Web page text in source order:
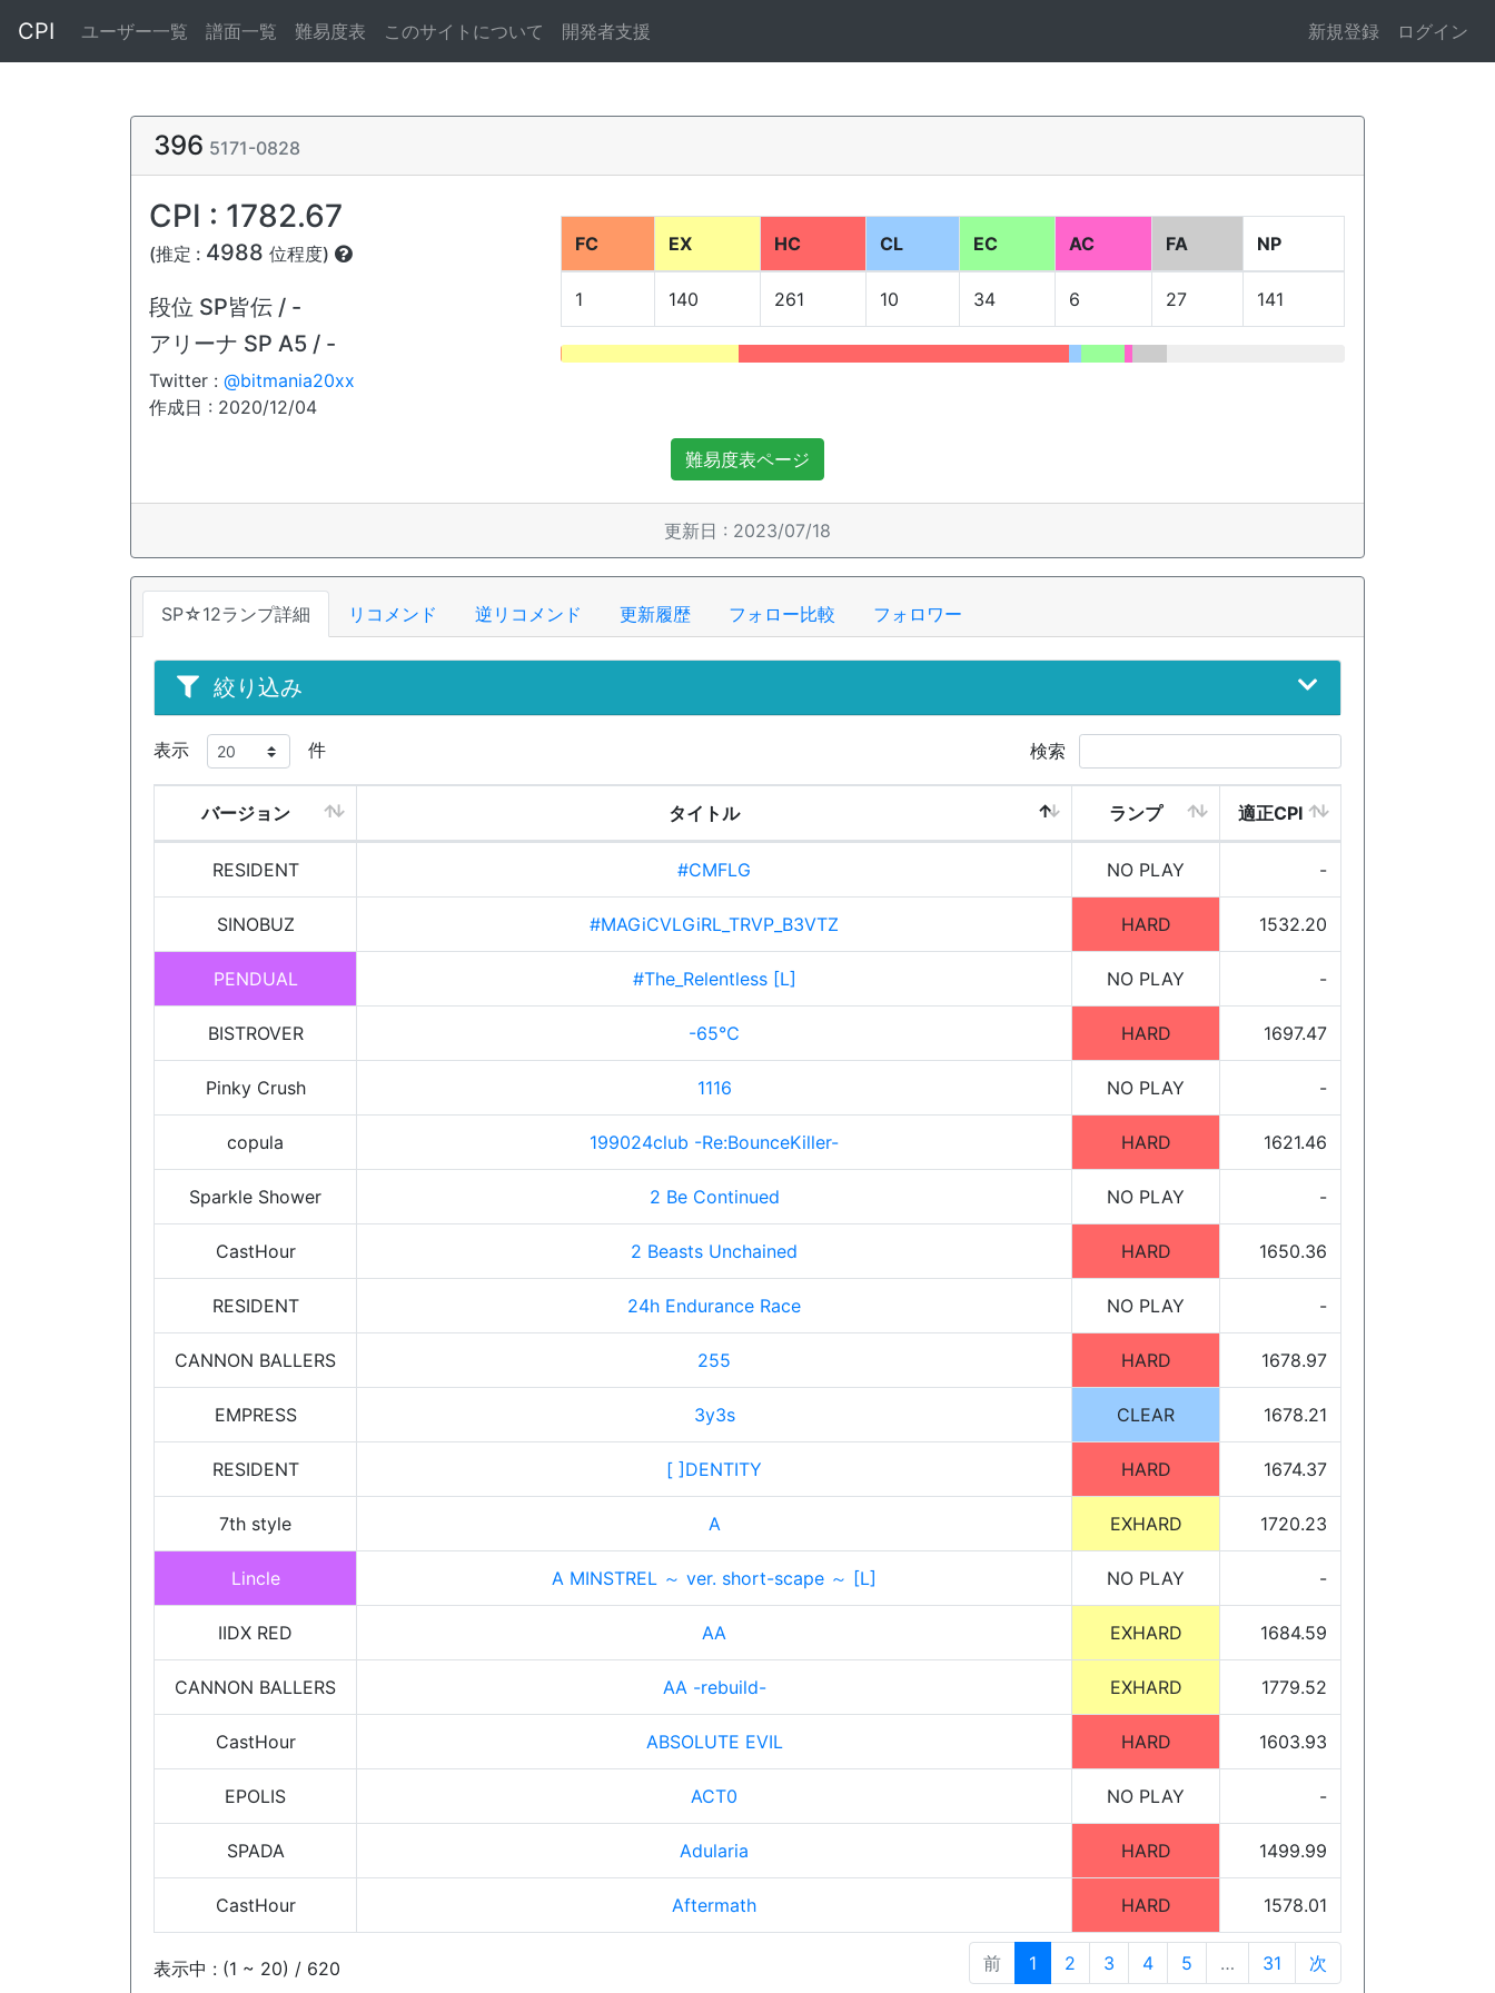
CPI ユーザー一覧 譜面一覧 難易度表 このサイトについて 開発者支援 新規登録 ログイン
396 5171-0828
CPI : 1782.67
(推定 : 4988 位程度)
段位 SP皆伝 / -
アリーナ SP A5 / -
Twitter : @bitmania20xx
作成日 : 2020/12/04
FC EX HC CL EC AC FA NP
1 140 261 10 34 6 27 141
難易度表ページ
更新日 : 2023/07/18
SP☆12ランプ詳細 リコメンド 逆リコメンド 更新履歴 フォロー比較 フォロワー
絞り込み
表示 件 検索
バージョン タイトル ランプ 適正CPI
RESIDENT #CMFLG NO PLAY -
SINOBUZ #MAGiCVLGiRL_TRVP_B3VTZ HARD 1532.20
PENDUAL #The_Relentless [L] NO PLAY -
BISTROVER -65℃ HARD 1697.47
Pinky Crush 1116 NO PLAY -
copula 199024club -Re:BounceKiller- HARD 1621.46
Sparkle Shower 2 Be Continued NO PLAY -
CastHour 2 Beasts Unchained HARD 1650.36
RESIDENT 24h Endurance Race NO PLAY -
CANNON BALLERS 255 HARD 1678.97
EMPRESS 3y3s CLEAR 1678.21
RESIDENT [ ]DENTITY HARD 1674.37
7th style A EXHARD 1720.23
Lincle A MINSTREL ～ ver. short-scape ～ [L] NO PLAY -
IIDX RED AA EXHARD 1684.59
CANNON BALLERS AA -rebuild- EXHARD 1779.52
CastHour ABSOLUTE EVIL HARD 1603.93
EPOLIS ACT0 NO PLAY -
SPADA Adularia HARD 1499.99
CastHour Aftermath HARD 1578.01
表示中 : (1 ~ 20) / 620 前 1 2 3 4 5 … 31 次